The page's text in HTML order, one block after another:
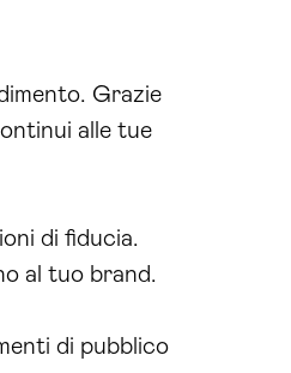
Grazie
alle tue
di fiducia.
al tuo brand.
di pubblico